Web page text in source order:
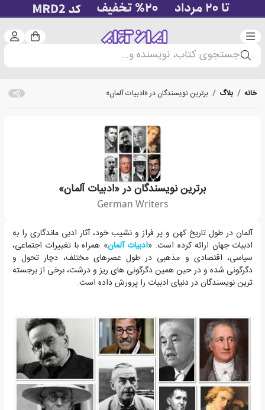
دسته‌بندی سبد
جستجوی کتاب، نویسنده و...
خانه / بلاگ / برترین نویسندگان در «ادبیات آلمان»
برترین نویسندگان در «ادبیات آلمان»
German Writers
میراث ادبی آلمان همانند پیشینه ی هنرهای زیبا و سینما در این کشور،
آلمان در طول تاریخ کهن و پر فراز و نشیب خود، آثار ادبی ماندگاری را به
ادبیات جهان ارائه کرده است. «ادبیات آلمان» همراه با تغییرات اجتماعی،
سیاسی، اقتصادی و مذهبی در طول عصرهای مختلف، دچار تحول و
دگرگونی شده و در حین همین دگرگونی های ریز و درشت، برخی از برجسته
ترین نویسندگان در دنیای ادبیات را پرورش داده است.